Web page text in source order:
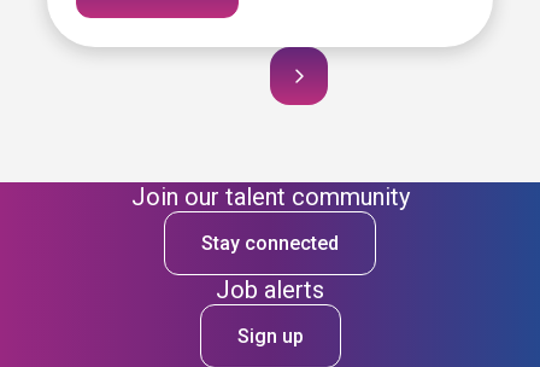
Join our talent community
Stay connected
Job alerts
Sign up